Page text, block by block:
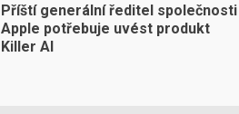
Příští generální ředitel společnosti
Apple potřebuje uvést produkt
Killer AI